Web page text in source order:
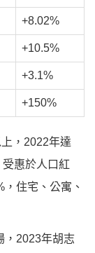
+8.02%
+10.5%
+3.1%
+150%
，2022年達
惠於人口紅
住宅、公寓、
，2023年胡志